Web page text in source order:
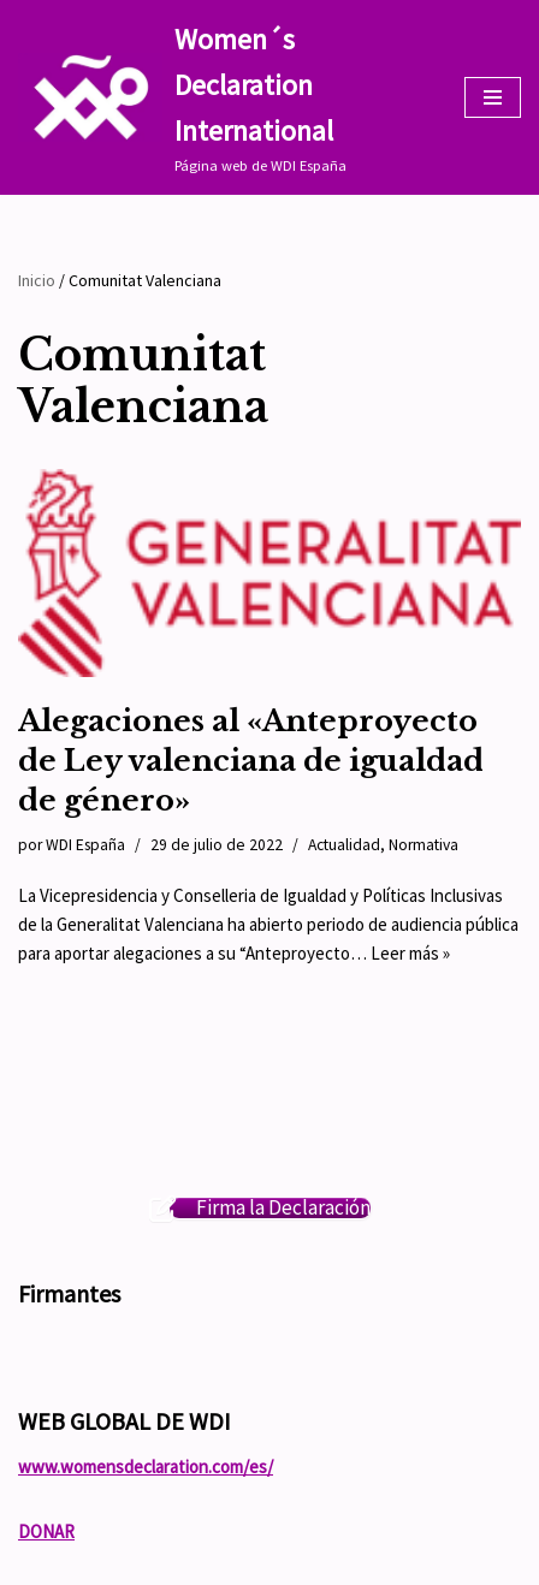
contenido
Women´s
Declaration
International
Página web de WDI España
Inicio /Comunitat Valenciana
Comunitat
Valenciana
Alegaciones al «Anteproyecto
de Ley valenciana de igualdad
de género»
porWDI España 29 de julio de 2022 Actualidad, Normativa
La Vicepresidencia y Conselleria de Igualdad y Políticas Inclusivas
de la Generalitat Valenciana ha abierto periodo de audiencia pública
para aportar alegaciones a su “Anteproyecto… Leer más »
Firma la Declaración
Firmantes
WEB GLOBAL DE WDI
www.womensdeclaration.com/es/
DONAR